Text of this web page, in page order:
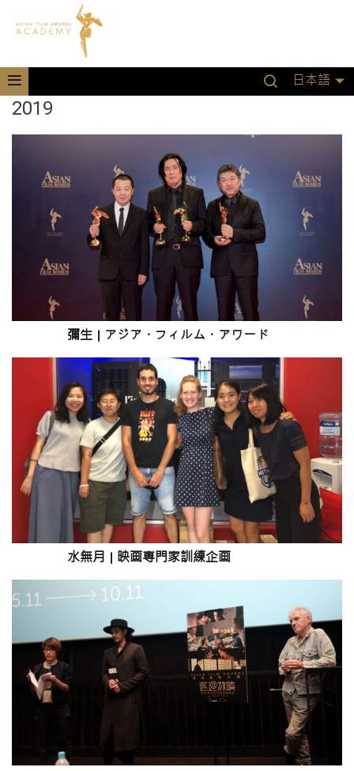
日本語
2019
彌生 アジア ・ フィルム ・ アワード
水無月 映画専門家訓練企画